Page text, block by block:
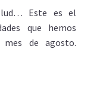
Este es el
que hemos
de agosto.